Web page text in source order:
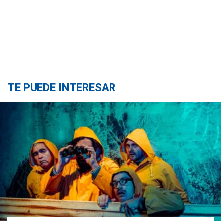
TE PUEDE INTERESAR